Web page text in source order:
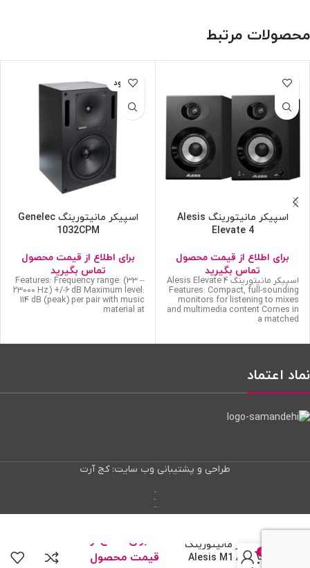
محصولات مرتبط
اسپیکر مانیتورینگ Alesis
Elevate 4
برای اطلاع از قیمت محصول
تماس بگیرید
اسپیکر مانیتورینگ Alesis Elevate 4
Features: Compact, full-sounding
monitors for listening to mixes
and multimedia content Comes in
a matched
ناموجود
اسپیکر مانیتورینگ Genelec
1032CPM
برای اطلاع از قیمت محصول
تماس بگیرید
Features: Frequency range: (33 –
23000 Hz) +/-6 dB Maximum level:
114 dB (peak) per pair with music
material at
نماد اعتماد
طراحی و پشتیبانی وب سایت: کج آرت
اسپیکر مانیتورینگ
Alesis M1 Active
برای اطلاع از
قیمت محصول
0